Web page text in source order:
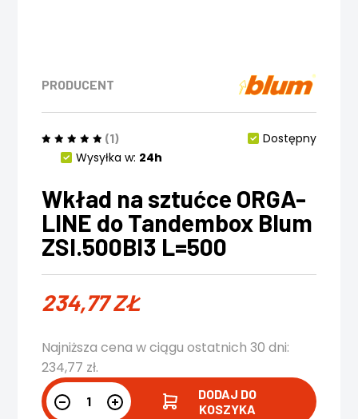
PRODUCENT
(1)
Dostępny
Wysyłka w: 24h
Wkład na sztućce ORGA-
LINE do Tandembox Blum
ZSI.500BI3 L=500
234,77ZŁ
Najniższa cena w ciągu ostatnich 30 dni:
234,77 zł.
DODAJ DO
KOSZYKA